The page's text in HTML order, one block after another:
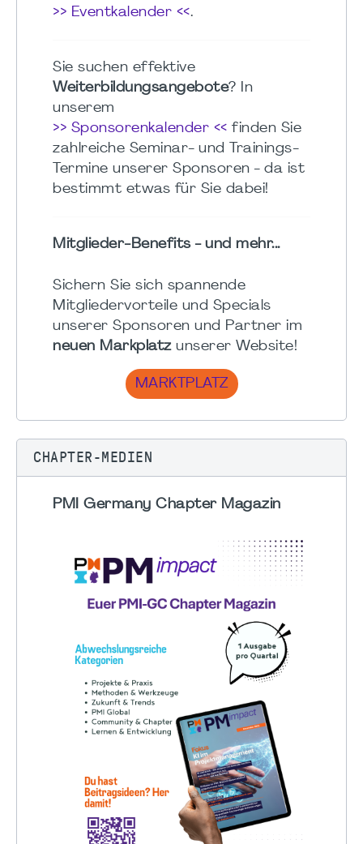
>> Eventkalender <<.
Sie suchen effektive
Weiterbildungsangebote? In
unserem
>> Sponsorenkalender << finden Sie
zahlreiche Seminar- und Trainings-
Termine unserer Sponsoren - da ist
bestimmt etwas für Sie dabei!
Mitglieder-Benefits - und mehr...
Sichern Sie sich spannende
Mitgliedervorteile und Specials
unserer Sponsoren und Partner im
neuen Markplatzunserer Website!
MARKTPLATZ
CHAPTER-MEDIEN
PMI Germany Chapter Magazin